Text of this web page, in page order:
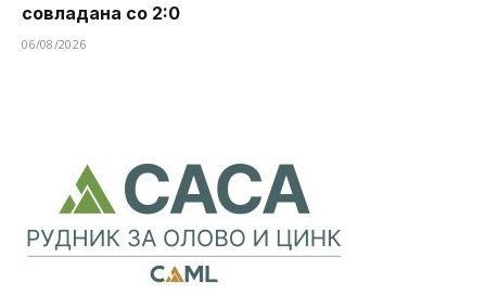
совладана со 2:0
06/08/2026